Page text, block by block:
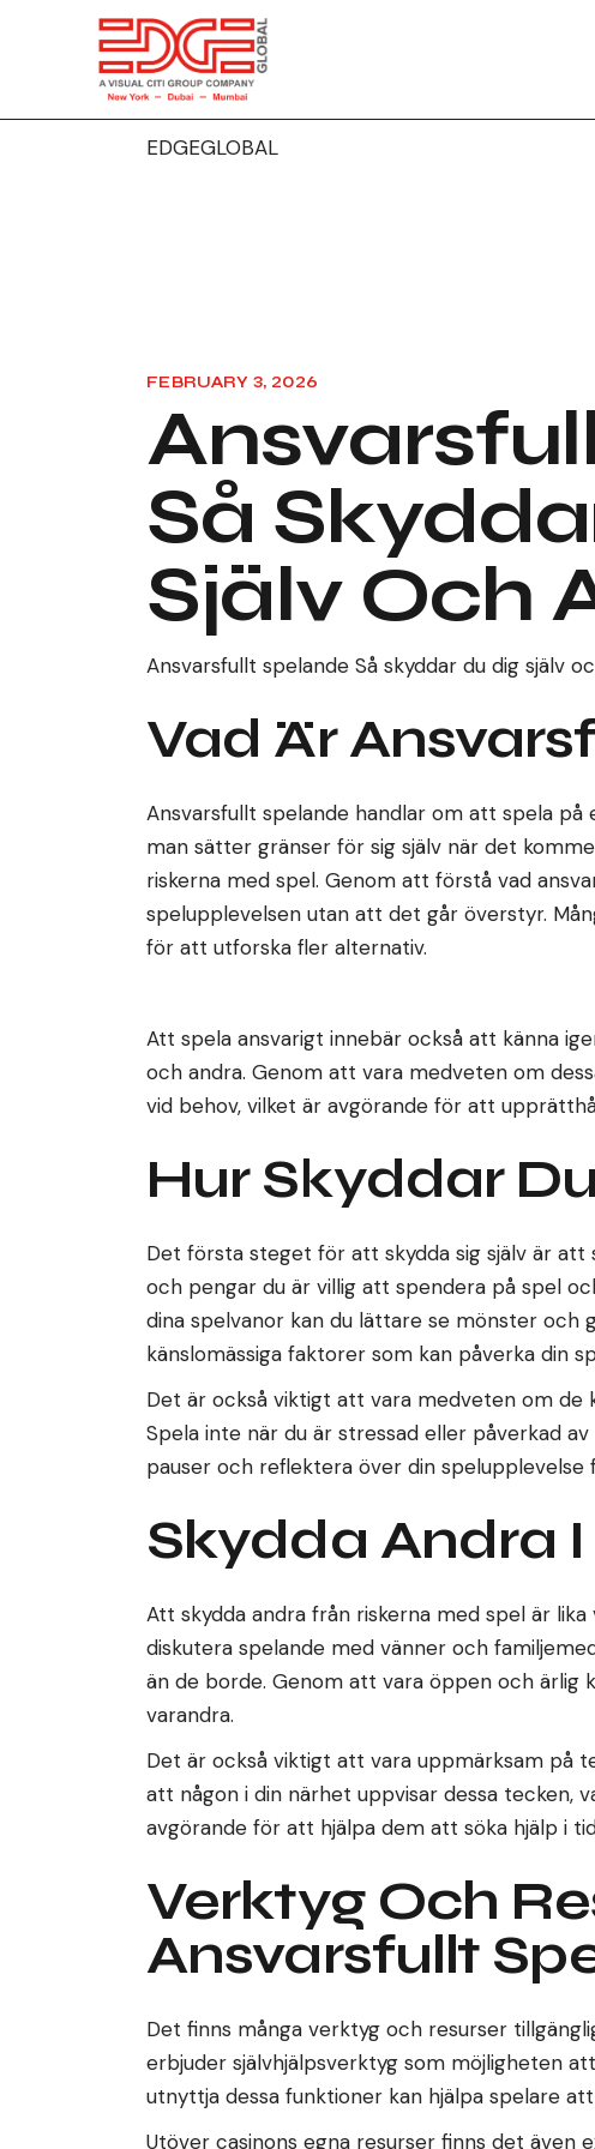
EDGEGLOBAL
FEBRUARY 3, 2026
Så
Själv Och
Ansvarsfullt spelande Så skyddar du dig själv
Vad Är
Ansvarsfullt spelande handlar om att spela
man sätter gränser för sig själv när det
riskerna med spel. Genom att förstå vad
spelupplevelsen utan att det går överstyr.
för att utforska fler alternativ.
Att spela ansvarigt innebär också att känna
och andra. Genom att vara medveten om
vid behov, vilket är avgörande för att
Hur Skyddar
Det första steget för att skydda sig själv är
och pengar du är villig att spendera på spel
dina spelvanor kan du lättare se mönster och
känslomässiga faktorer som kan påverka din
Det är också viktigt att vara medveten om de
Spela inte när du är stressad eller påverkad
pauser och reflektera över din
Skydda Andra
Att skydda andra från riskerna med spel är
diskutera spelande med vänner och
än de borde. Genom att vara öppen och ärlig
varandra.
Det är också viktigt att vara uppmärksam på
att någon i din närhet uppvisar dessa tecken,
avgörande för att hjälpa dem att söka hjälp i
Verktyg Och
Ansvarsfullt
Det finns många verktyg och resurser
erbjuder självhjälpsverktyg som möjligheten
utnyttja dessa funktioner kan hjälpa spelare
Utöver casinons egna resurser finns det